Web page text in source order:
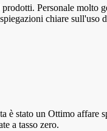
Personale molto
chiare sull'uso
è stato un Ottimo affare
a tasso zero.